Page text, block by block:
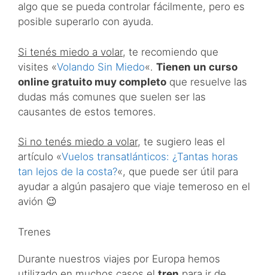
algo que se pueda controlar fácilmente, pero es
posible superarlo con ayuda.
Si tenés miedo a volar, te recomiendo que
visites «Volando Sin Miedo«. Tienen un curso
online gratuito muy completo que resuelve las
dudas más comunes que suelen ser las
causantes de estos temores.
Si no tenés miedo a volar, te sugiero leas el
artículo «Vuelos transatlánticos: ¿Tantas horas
tan lejos de la costa?«, que puede ser útil para
ayudar a algún pasajero que viaje temeroso en el
avión 😉
Trenes
Durante nuestros viajes por Europa hemos